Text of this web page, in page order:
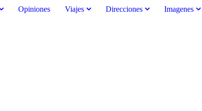
Opiniones Viajes Direcciones Imagenes